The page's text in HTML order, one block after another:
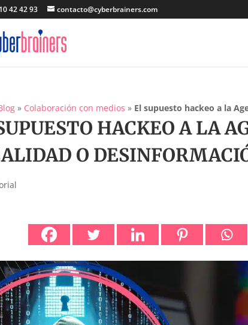
42 42 93 contacto@cyberbrainers.com
» Colaboración con medios » El supuesto hackeo a la
HACKEO A LA
O